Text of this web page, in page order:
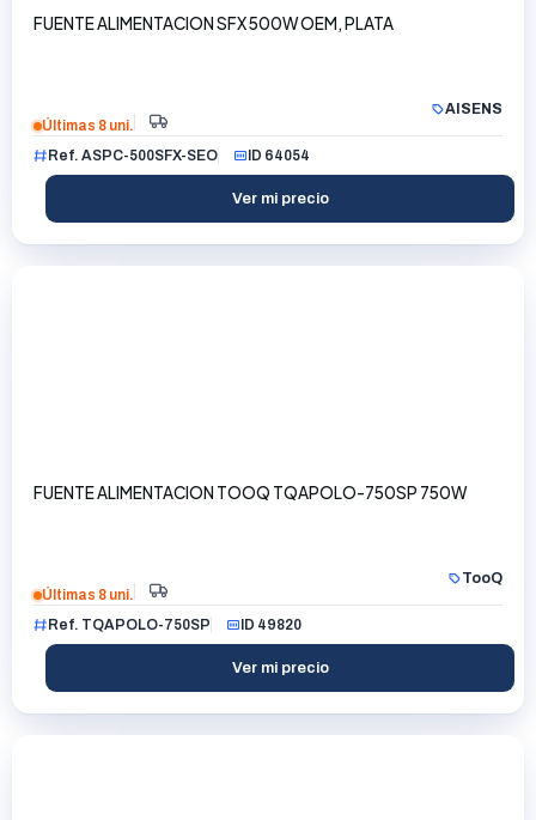
FUENTE ALIMENTACION SFX 500W OEM, PLATA
AISENS
Últimas 8 uni.
Ref. ASPC-500SFX-SEO
ID 64054
Ver mi precio
FUENTE ALIMENTACION TOOQ TQAPOLO-750SP 750W
TooQ
Últimas 8 uni.
Ref. TQAPOLO-750SP
ID 49820
Ver mi precio